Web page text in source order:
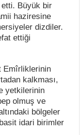
etti. Büyük bir
haziresine
dizdiler.
ettiği
Emîrliklerinin
kalkması,
yetkilerinin
olmuş ve
bölgeler
idari birimler